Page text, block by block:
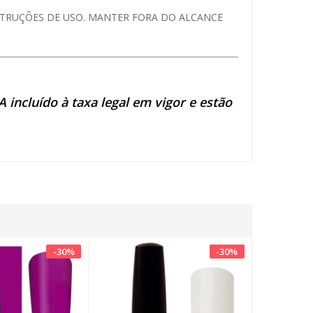
DE USO. MANTER FORA DO ALCANCE
incluído à taxa legal em vigor e estão
-30% -30%